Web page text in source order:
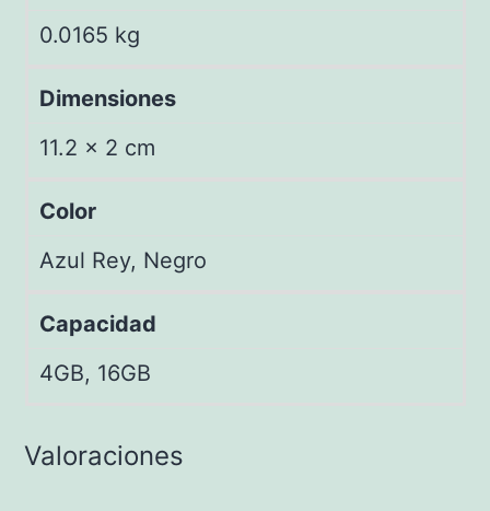
0.0165 kg
Dimensiones
11.2 × 2 cm
Color
Azul Rey, Negro
Capacidad
4GB, 16GB
Valoraciones